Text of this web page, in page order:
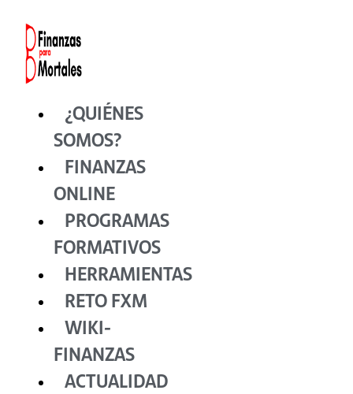
contenido
¿QUIÉNES
SOMOS?
FINANZAS
ONLINE
PROGRAMAS
FORMATIVOS
HERRAMIENTAS
RETO FXM
WIKI-
FINANZAS
ACTUALIDAD